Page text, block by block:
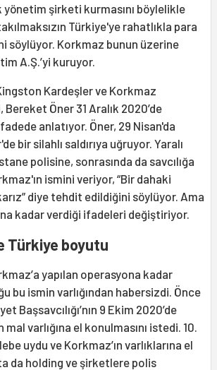
yönetim şirketi kurmasını böylelikle
Türkiye'ye rahatlıkla para
söylüyor. Korkmaz bunun üzerine
A.Ş.’yi kuruyor.
Kardeşler ve Korkmaz
Öner 31 Aralık 2020’de
anlatıyor. Öner, 29 Nisan'da
bir silahlı saldırıya uğruyor. Yaralı
polisine, sonrasında da savcılığa
ismini veriyor, “Bir dahaki
diye tehdit edildiğini söylüyor. Ama
kadar verdiği ifadeleri değiştiriyor.
Türkiye boyutu
yapılan operasyona kadar
bu ismin varlığından habersizdi. Önce
Başsavcılığı’nın 9 Ekim 2020’de
varlığına el konulmasını istedi. 10.
uydu ve Korkmaz’ın varlıklarına el
da holding ve şirketlere polis